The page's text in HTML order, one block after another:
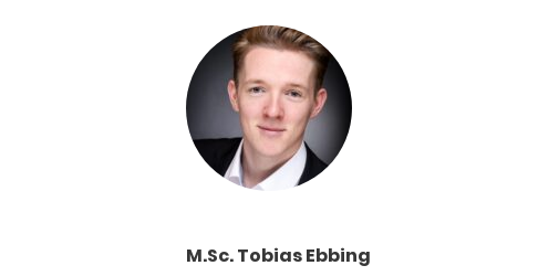
M.Sc. Tobias Ebbing